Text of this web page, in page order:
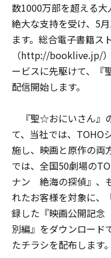
数1000万部を超える大
絶大な支持を受け、5
ます。総合電子書籍ス
（http://booklive.jp/
ービスに先駆けて、
配信開始します。
『聖☆おにいさん』
て、当社では、TOHO
施し、映画と原作の両
では、全国50劇場の
ナン 絶海の探偵』、
れたお客様を対象に
録した『映画公開記
別編』をダウンロード
たチラシを配布します。